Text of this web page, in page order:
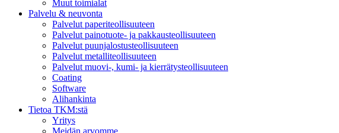
Muut toimialat
Palvelu & neuvonta
Palvelut paperiteollisuuteen
Palvelut painotuote- ja pakkausteollisuuteen
Palvelut puunjalostusteollisuuteen
Palvelut metalliteollisuuteen
Palvelut muovi-, kumi- ja kierrätysteollisuuteen
Coating
Software
Alihankinta
Tietoa TKM:stä
Yritys
Meidän arvomme